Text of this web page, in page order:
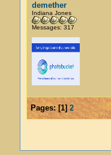
demether
Indiana Jones
Messages: 317
Pages:[1] 2